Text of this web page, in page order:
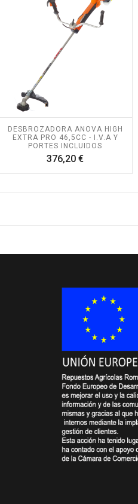
DESBROZADORA ANOVA HIGH
EXTRA PRO 46,5CC - I.V.A Y
PORTES INCLUIDOS
376,20 €Precio